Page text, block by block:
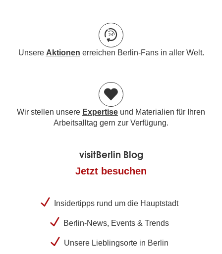
Unsere Aktionen erreichen Berlin-Fans in aller Welt.
Wir stellen unsere Expertise und Materialien für Ihren
Arbeitsalltag gern zur Verfügung.
visitBerlin Blog
Jetzt besuchen
Insidertipps rund um die Hauptstadt
Berlin-News, Events & Trends
Unsere Lieblingsorte in Berlin